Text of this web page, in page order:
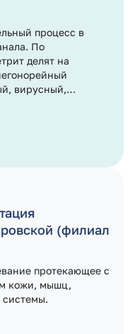
процесс в
По
делят на
вирусный,
(филиал
протекающее с
кожи, мышц,
системы.